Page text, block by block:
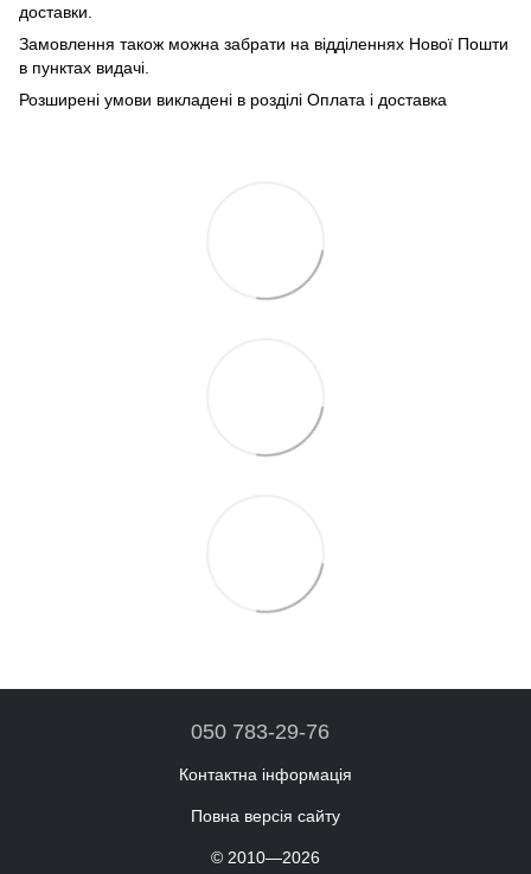
доставки.
Замовлення також можна забрати на відділеннях Нової Пошти
в пунктах видачі.
Розширені умови викладені в розділі Оплата і доставка
050 783-29-76
Контактна інформація
Повна версія сайту
© 2010—2026